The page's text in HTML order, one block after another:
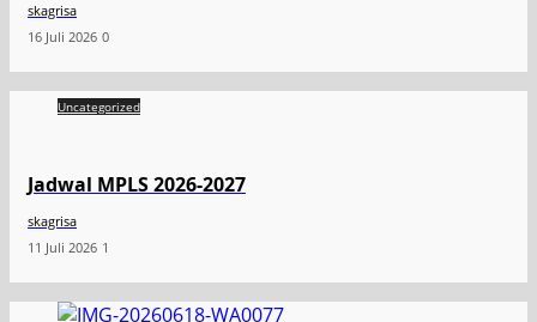
skagrisa
16 Juli 2026 0
Uncategorized
Jadwal MPLS 2026-2027
skagrisa
11 Juli 2026 1